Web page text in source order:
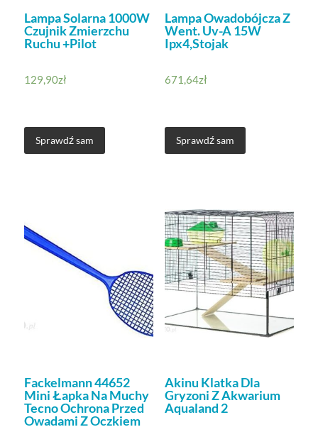
Lampa Solarna 1000W
Czujnik Zmierzchu
Ruchu +Pilot
129,90zł
Sprawdź sam
Lampa Owadobójcza Z
Went. Uv-A 15W
Ipx4,Stojak
671,64zł
Sprawdź sam
Fackelmann 44652
Mini Łapka Na Muchy
Tecno Ochrona Przed
Owadami Z Oczkiem
Akinu Klatka Dla
Gryzoni Z Akwarium
Aqualand 2